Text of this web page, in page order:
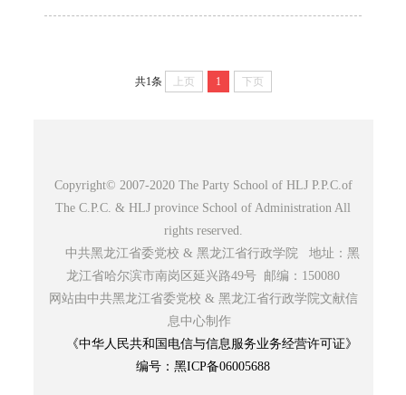
共1条 上页 1 下页
Copyright© 2007-2020 The Party School of HLJ P.P.C.of
The C.P.C. & HLJ province School of Administration All
rights reserved.
中共黑龙江省委党校 & 黑龙江省行政学院 地址：黑
龙江省哈尔滨市南岗区延兴路49号 邮编：150080
网站由中共黑龙江省委党校 & 黑龙江省行政学院文献信
息中心制作
《中华人民共和国电信与信息服务业务经营许可证》
编号：黑ICP备06005688